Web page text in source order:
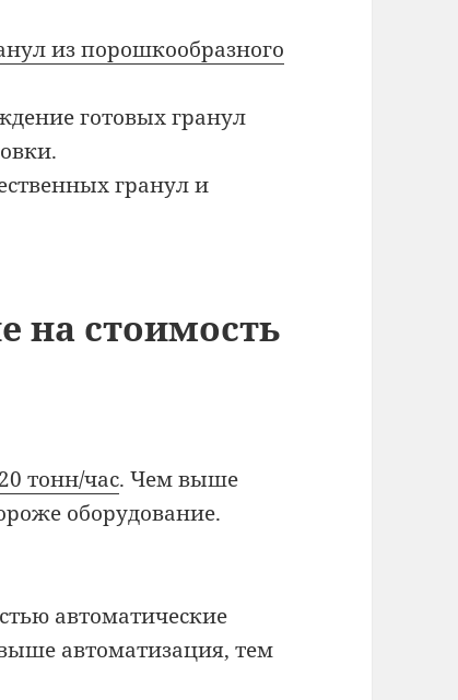
из порошкообразного
готовых гранул
гранул и
на стоимость
тонн/час. Чем выше
оборудование.
автоматические
автоматизация, тем